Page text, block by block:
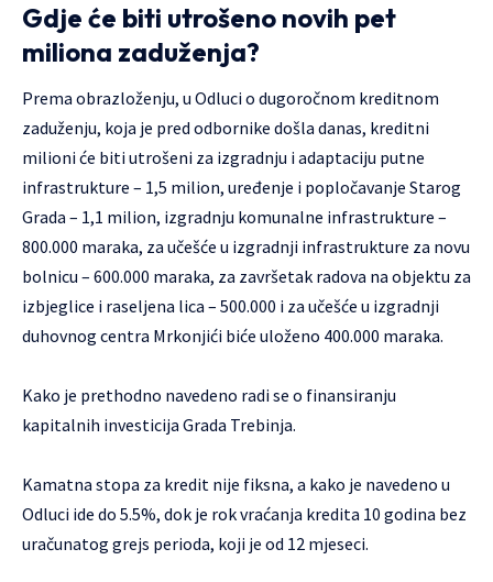
Gdje će biti utrošeno novih pet
miliona zaduženja?
Prema obrazloženju, u Odluci o dugoročnom kreditnom
zaduženju, koja je pred odbornike došla danas, kreditni
milioni će biti utrošeni za izgradnju i adaptaciju putne
infrastrukture – 1,5 milion, uređenje i popločavanje Starog
Grada – 1,1 milion, izgradnju komunalne infrastrukture –
800.000 maraka, za učešće u izgradnji infrastrukture za novu
bolnicu – 600.000 maraka, za završetak radova na objektu za
izbjeglice i raseljena lica – 500.000 i za učešće u izgradnji
duhovnog centra Mrkonjići biće uloženo 400.000 maraka.
Kako je prethodno navedeno radi se o finansiranju
kapitalnih investicija Grada Trebinja.
Kamatna stopa za kredit nije fiksna, a kako je navedeno u
Odluci ide do 5.5%, dok je rok vraćanja kredita 10 godina bez
uračunatog grejs perioda, koji je od 12 mjeseci.